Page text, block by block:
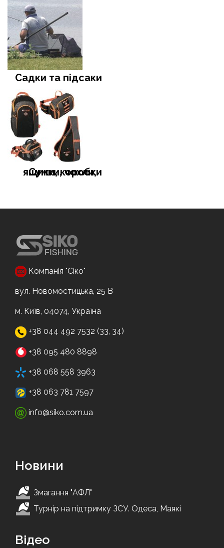
Садки та підсаки
Сумки, чохли, ящики, коробки
Компанія "Сіко"
вул. Новомостицька, 25 В
м. Київ, 04074, Україна
+38 044 492 7532 (33, 34)
+38 095 480 8898
+38 068 558 3963
+38 063 781 7597
info@siko.com.ua
Новини
Змагання "АФЛ"
Турнір на підтримку ЗСУ. Одеса, Маякі
Відео